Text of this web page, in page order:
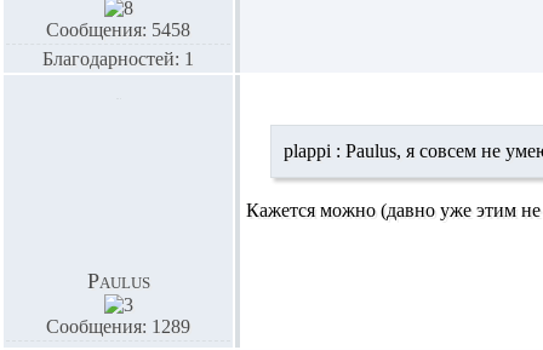
Сообщения: 5458
Благодарностей: 1
Paulus
Сообщения: 1289
plappi : Paulus, я совсем не
Кажется можно (давно уже этим не